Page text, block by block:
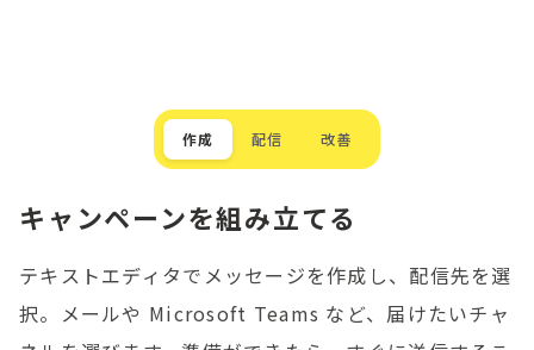
作成 配信 改善
キャンペーンを組み立てる
テキストエディタでメッセージを作成し、配信先を選
択。メールや Microsoft Teams など、届けたいチャ